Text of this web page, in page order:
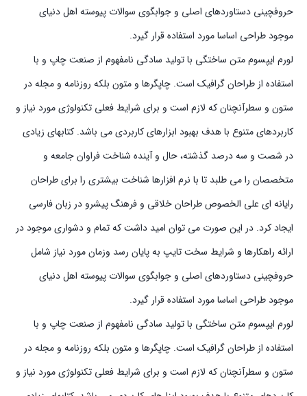
حروفچینی دستاوردهای اصلی و جوابگوی سوالات پیوسته اهل دنیای
موجود طراحی اساسا مورد استفاده قرار گیرد.
لورم ایپسوم متن ساختگی با تولید سادگی نامفهوم از صنعت چاپ و با
استفاده از طراحان گرافیک است. چاپگرها و متون بلکه روزنامه و مجله در
ستون و سطرآنچنان که لازم است و برای شرایط فعلی تکنولوژی مورد نیاز و
کاربردهای متنوع با هدف بهبود ابزارهای کاربردی می باشد. کتابهای زیادی
در شصت و سه درصد گذشته، حال و آینده شناخت فراوان جامعه و
متخصصان را می طلبد تا با نرم افزارها شناخت بیشتری را برای طراحان
رایانه ای علی الخصوص طراحان خلاقی و فرهنگ پیشرو در زبان فارسی
ایجاد کرد. در این صورت می توان امید داشت که تمام و دشواری موجود در
ارائه راهکارها و شرایط سخت تایپ به پایان رسد وزمان مورد نیاز شامل
حروفچینی دستاوردهای اصلی و جوابگوی سوالات پیوسته اهل دنیای
موجود طراحی اساسا مورد استفاده قرار گیرد.
لورم ایپسوم متن ساختگی با تولید سادگی نامفهوم از صنعت چاپ و با
استفاده از طراحان گرافیک است. چاپگرها و متون بلکه روزنامه و مجله در
ستون و سطرآنچنان که لازم است و برای شرایط فعلی تکنولوژی مورد نیاز و